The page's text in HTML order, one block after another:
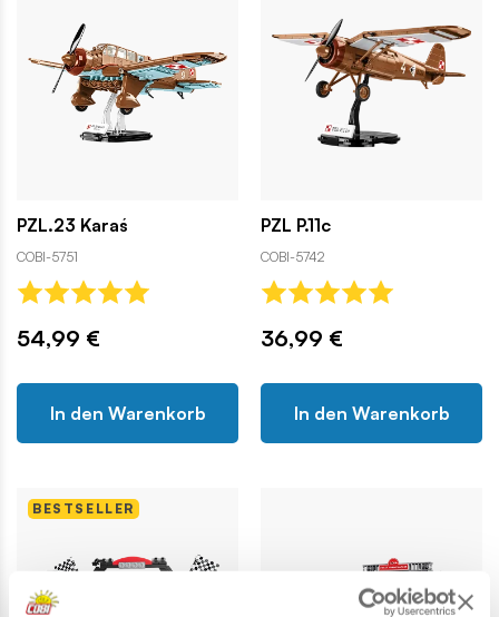
PZL.23 Karaś
COBI-5751
54,99 €
In den Warenkorb
PZL P.11c
COBI-5742
36,99 €
In den Warenkorb
BESTSELLER